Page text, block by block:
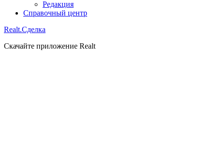
Редакция
Справочный центр
Realt.Сделка
Скачайте приложение Realt